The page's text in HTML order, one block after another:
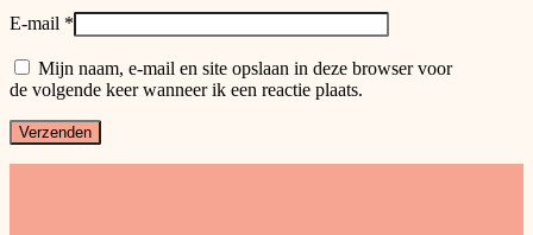
E-mail *
Mijn naam, e-mail en site opslaan in deze browser voor
de volgende keer wanneer ik een reactie plaats.